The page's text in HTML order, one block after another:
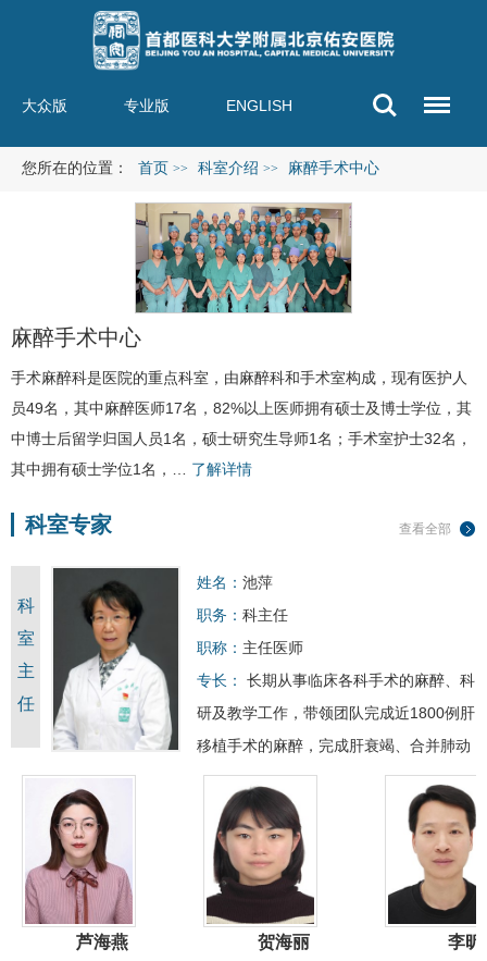
大众版 专业版 ENGLISH
您所在的位置： 首页 >> 科室介绍 >> 麻醉手术中心
麻醉手术中心
手术麻醉科是医院的重点科室，由麻醉科和手术室构成，现有医护人
员49名，其中麻醉医师17名，82%以上医师拥有硕士及博士学位，其
中博士后留学归国人员1名，硕士研究生导师1名；手术室护士32名，
其中拥有硕士学位1名，… 了解详情
查看全部
科室专家
科
室
主
任
姓名： 池萍
职务： 科主任
职称： 主任医师
专长：
长期从事临床各科手术的麻醉、科
研及教学工作，带领团队完成近1800例肝
移植手术的麻醉，完成肝衰竭 、合并肺动
脉高压、肾功能衰竭术中连续肾脏支持治
疗(CRRT）、ECMO支持等…
芦海燕 贺海丽 ​李昕